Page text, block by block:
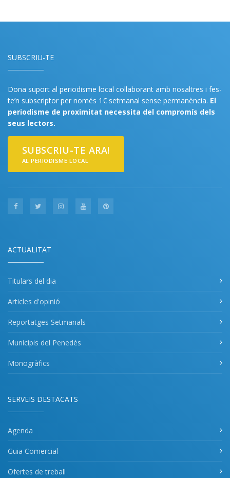
SUBSCRIU-TE
Dona suport al periodisme local col·laborant amb nosaltres i fes-
te’n subscriptor per només 1€ setmanal sense permanència. El
periodisme de proximitat necessita del compromís dels
seus lectors.
SUBSCRIU-TE ARA!
AL PERIODISME LOCAL
ACTUALITAT
Titulars del dia
Articles d'opinió
Reportatges Setmanals
Municipis del Penedès
Monogràfics
SERVEIS DESTACATS
Agenda
Guia Comercial
Ofertes de treball